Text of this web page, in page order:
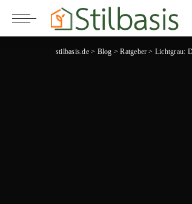
stilbasis.de> Blog >Ratgeber > Lichtgrau: